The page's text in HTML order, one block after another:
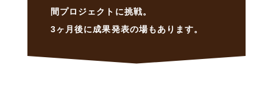
間プロジェクトに挑戦。
3ヶ月後に成果発表の場もあります。